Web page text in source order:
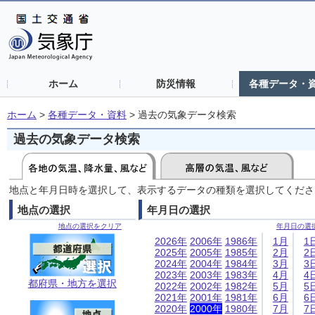
ホーム 防災情報 各種データ・
ホーム > 各種データ・資料 > 過去の気象データ検索
過去の気象データ検索
地点と年月日時を選択して、表示するデータの種類を選択してくだ
地点の選択
地点の選択をクリア
都府県・地方を選択
年月日の選択
年月日の選
2026年
2025年
2024年
2023年
2022年
2021年
2020年
2006年
2005年
2004年
2003年
2002年
2001年
2000年
1986年
1985年
1984年
1983年
1982年
1981年
1980年
1月
2月
3月
4月
5月
6月
7月
1
2
3
4
5
6
7